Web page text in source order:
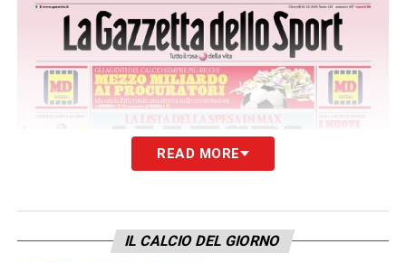
READ MORE
IL CALCIO DEL GIORNO